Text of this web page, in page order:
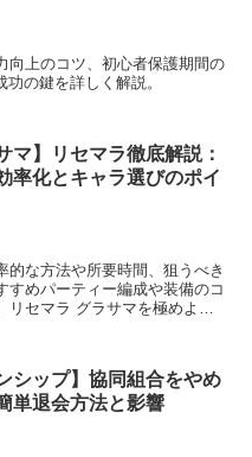
向上のコツ、初心者保護期間の
の鍵を詳しく解説。
マ】リセマラ徹底解説：
率化とキャラ選びのポイ
的な方法や所要時間、狙うべき
すめパーティー編成や装備のコ
リセマラ グラサマを極めよ
シップ】協同組合をやめ
単退会方法と影響